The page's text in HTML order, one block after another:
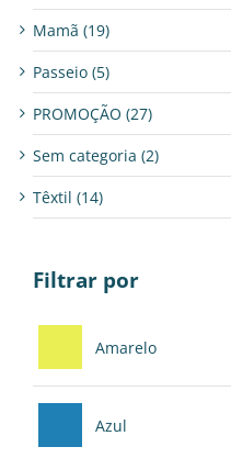
Mamã (19)
Passeio (5)
PROMOÇÃO (27)
Sem categoria (2)
Têxtil (14)
Filtrar por
Amarelo
Azul